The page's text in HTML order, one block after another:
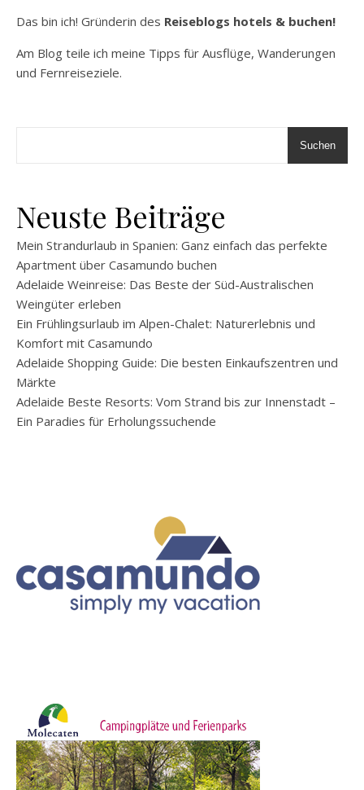
Das bin ich! Gründerin des Reiseblogs hotels & buchen!
Am Blog teile ich meine Tipps für Ausflüge, Wanderungen
und Fernreiseziele.
Suchen
Neuste Beiträge
Mein Strandurlaub in Spanien: Ganz einfach das perfekte
Apartment über Casamundo buchen
Adelaide Weinreise: Das Beste der Süd-Australischen
Weingüter erleben
Ein Frühlingsurlaub im Alpen-Chalet: Naturerlebnis und
Komfort mit Casamundo
Adelaide Shopping Guide: Die besten Einkaufszentren und
Märkte
Adelaide Beste Resorts: Vom Strand bis zur Innenstadt –
Ein Paradies für Erholungssuchende